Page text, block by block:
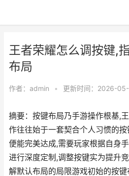
王者荣耀怎么调按键,
布局
作者： admin • 更新时间：2026-
摘要：按键布局乃手游操作根基,
作往往始于一套契合个人习惯的
便能完美达成,需要玩家根据自身
进行深度定制,调整按键实为提升
解默认布局的局限游戏初始的按